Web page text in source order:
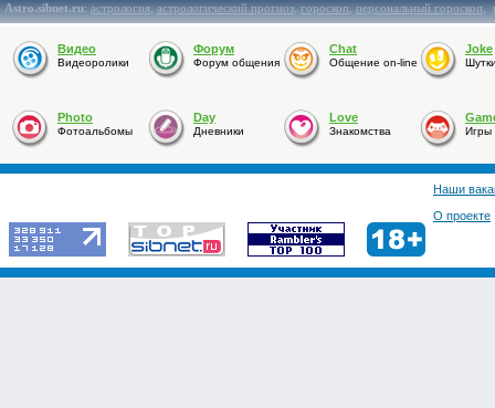
Astro.sibnet.ru:астрология,астрологический прогноз,гороскоп,персональный гороскоп,
Видео
Видеоролики
Форум
Форум общения
Chat
Общение on-line
Joke
Photo
Фотоальбомы
Day
Дневники
Love
Знакомства Игры
Наши
О проекте